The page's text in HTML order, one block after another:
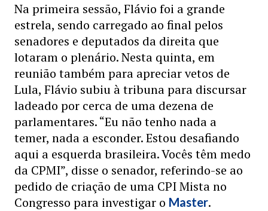
Na primeira sessão, Flávio foi a grande
estrela, sendo carregado ao final pelos
senadores e deputados da direita que
lotaram o plenário. Nesta quinta, em
reunião também para apreciar vetos de
Lula, Flávio subiu à tribuna para discursar
ladeado por cerca de uma dezena de
parlamentares. “Eu não tenho nada a
temer, nada a esconder. Estou desafiando
aqui a esquerda brasileira. Vocês têm medo
da CPMI”, disse o senador, referindo-se ao
pedido de criação de uma CPI Mista no
Congresso para investigar o Master.